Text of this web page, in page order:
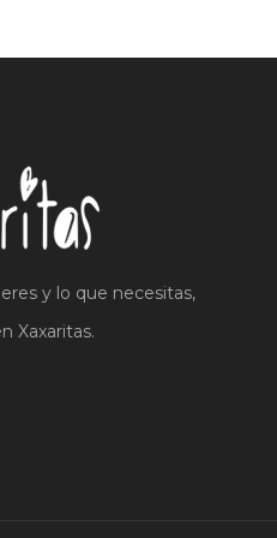
y lo que necesitas,
Xaxaritas.